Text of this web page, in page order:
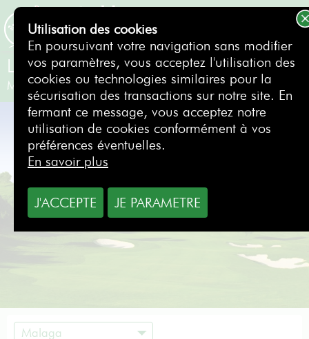
RÉSERVER
La Reserva de Sotogrande Golf Club
Malaga- Espagne
Malaga
Utilisation des cookies
En poursuivant votre navigation sans modifier
vos paramètres, vous acceptez l'utilisation des
cookies ou technologies similaires pour la
sécurisation des transactions sur notre site. En
fermant ce message, vous acceptez notre
utilisation de cookies conformément à vos
préférences éventuelles.
En savoir plus
J'ACCEPTE JE PARAMETRE